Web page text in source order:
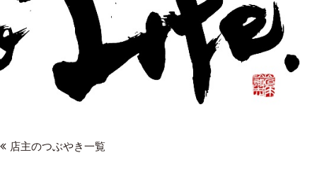
店主のつぶやき一覧